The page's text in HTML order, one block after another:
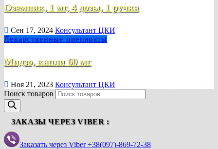
Оземпик, 1 мг, 4 дозы, 1 ручка
Сен 17, 2024 Консультант ЦКИ
Лекарственные препараты
Мидзо, капли 60 мг
Ноя 21, 2023 Консультант ЦКИ
Поиск товаров
ЗАКАЗЫ ЧЕРЕЗ VIBER :
Заказать через Viber +38(097)-869-72-38